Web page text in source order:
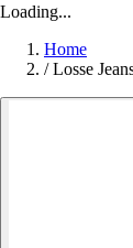
Loading...
Home
/ Losse